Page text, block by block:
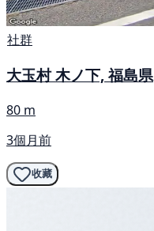
社群
大玉村 木ノ下, 福島県
80 m
3個月前
收藏